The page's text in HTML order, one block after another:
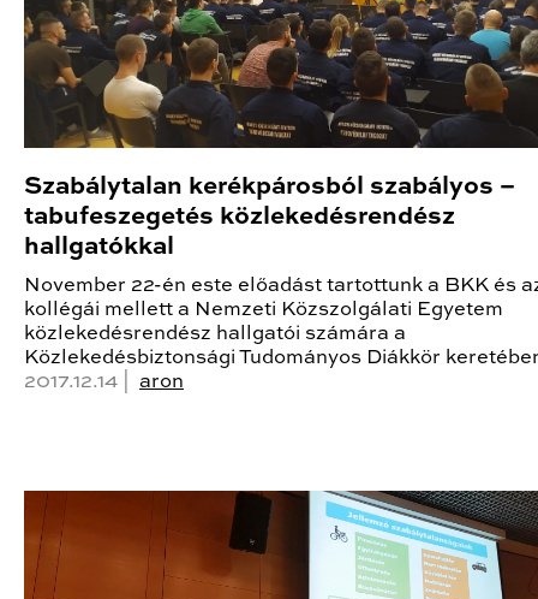
Szabálytalan kerékpárosból szabályos –
tabufeszegetés közlekedésrendész
hallgatókkal
November 22-én este előadást tartottunk a BKK és
kollégái mellett a Nemzeti Közszolgálati Egyetem
közlekedésrendész hallgatói számára a
Közlekedésbiztonsági Tudományos Diákkör
2017.12.14 | aron